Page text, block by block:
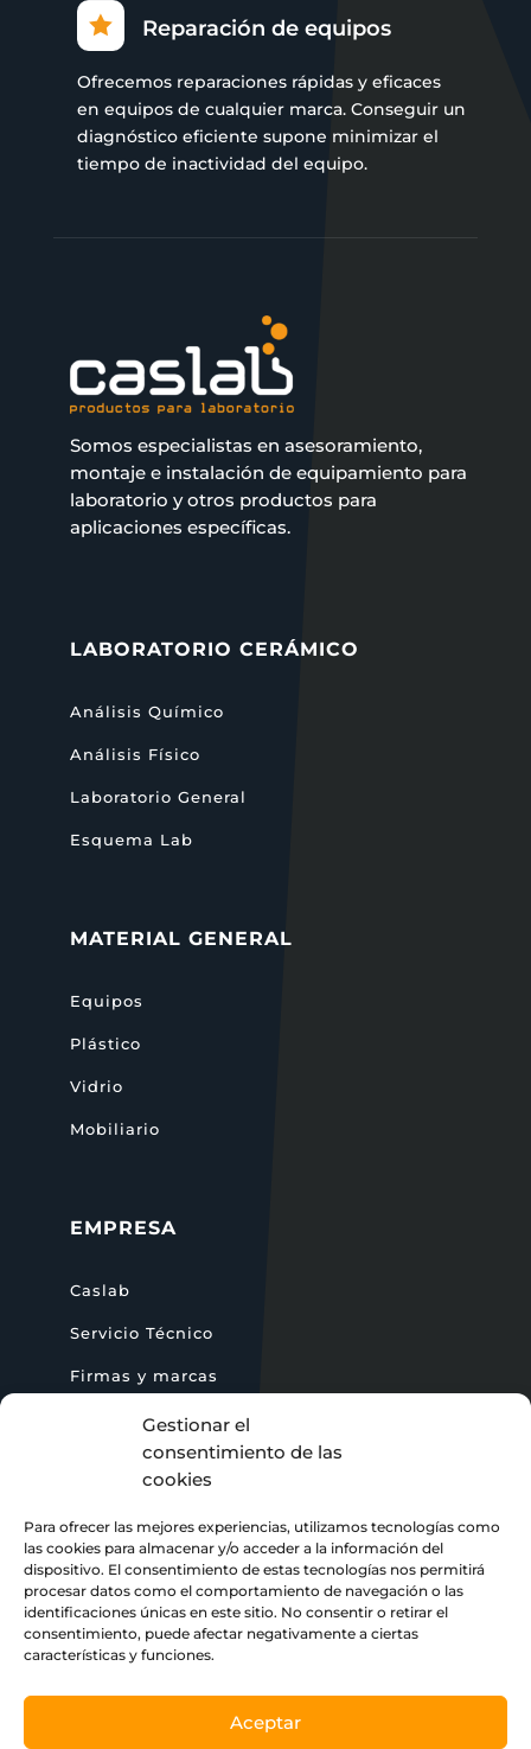
Gestionar el
consentimiento de las
cookies
Para ofrecer las mejores experiencias, utilizamos tecnologías como
las cookies para almacenar y/o acceder a la información del
dispositivo. El consentimiento de estas tecnologías nos permitirá
procesar datos como el comportamiento de navegación o las
identificaciones únicas en este sitio. No consentir o retirar el
consentimiento, puede afectar negativamente a ciertas
características y funciones.
Aceptar
 Reparación de equipos
Ofrecemos reparaciones rápidas y eficaces
en equipos de cualquier marca. Conseguir un
diagnóstico eficiente supone minimizar el
tiempo de inactividad del equipo.
Somos especialistas en asesoramiento,
montaje e instalación de equipamiento para
laboratorio y otros productos para
aplicaciones específicas.
LABORATORIO CERÁMICO
Análisis Químico
Análisis Físico
Laboratorio General
Esquema Lab
MATERIAL GENERAL
Equipos
Plástico
Vidrio
Mobiliario
EMPRESA
Caslab
Servicio Técnico
Firmas y marcas
CONTACTO
 +34 964 255 478
 caslab@caslab.es